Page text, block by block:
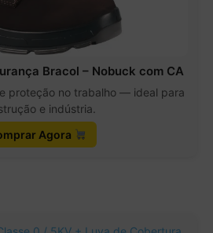
Bracol – Nobuck com CA
proteção no trabalho — ideal para
e indústria.
Agora